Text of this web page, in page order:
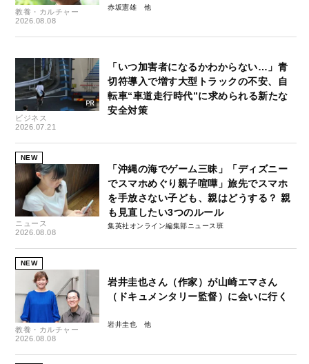
教養・カルチャー
2026.08.08
赤坂憲雄
ビジネス
2026.07.21
「いつ加害者になるかわからない…」青
切符導入で増す大型トラックの不安、自
転車“車道走行時代”に求められる新たな
安全対策
NEW
ニュース
2026.08.08
「沖縄の海でゲーム三昧」「ディズニー
でスマホめぐり親子喧嘩」旅先でスマホ
を手放さない子ども、親はどうする？ 親
も見直したい3つのルール
集英社オンライン編集部ニュース班
NEW
教養・カルチャー
2026.08.08
岩井圭也さん（作家）が山崎エマさん
（ドキュメンタリー監督）に会いに行く
岩井圭也